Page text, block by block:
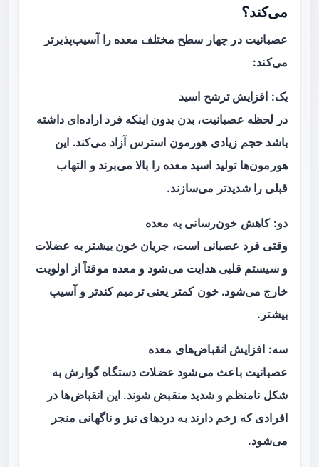
می‌کند؟
عصبانیت در چهار سطح مختلف معده را آسیب‌پذیرتر
می‌کند:
یک: افزایش ترشح اسید
در لحظه عصبانیت، بدن بدون اینکه فرد اراده‌ای داشته
باشد حجم زیادی هورمون استرس آزاد می‌کند. این
هورمون‌ها تولید اسید معده را بالا می‌برند و التهاب
قبلی را شدیدتر می‌سازند.
دو: کاهش خون‌رسانی به معده
وقتی فرد عصبانی است، جریان خون بیشتر به عضلات
و سیستم قلبی هدایت می‌شود و معده موقتاً از اولویت
خارج می‌شود. خون کمتر یعنی ترمیم کندتر و آسیب
بیشتر.
سه: افزایش انقباض‌های معده
عصبانیت باعث می‌شود عضلات دستگاه گوارش به
شکل نامنظم و شدید منقبض شوند. این انقباض‌ها در
افرادی که زخم دارند به دردهای تیز و ناگهانی منجر
می‌شود.